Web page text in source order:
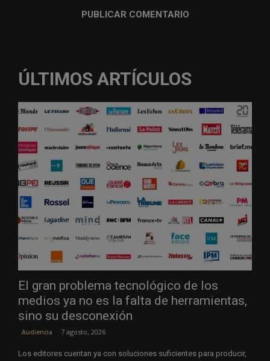
ÚLTIMOS ARTÍCULOS
El gran problema tecnológico de los
medios ya no es la falta de herramientas,
sino su desconexión
Audiencia 7 agosto, 2026
Los editores cuentan ya con soluciones suficientes para producir,